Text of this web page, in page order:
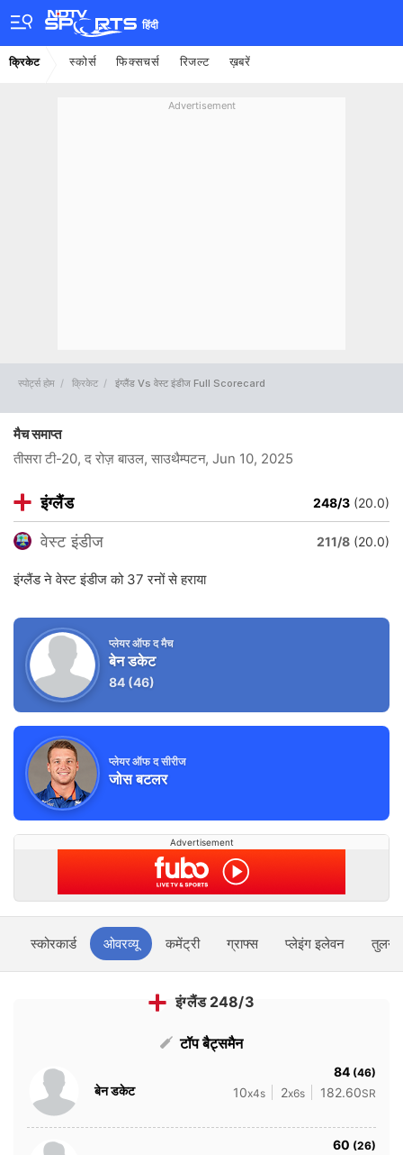
हिंदी
क्रिकेट स्कोर्स फिक्सचर्स रिजल्ट ख़बरें
Advertisement
स्पोर्ट्स होम क्रिकेट इंग्लैंड Vs वेस्ट इंडीज Full Scorecard
मैच समाप्त
तीसरा टी-20, द रोज़ बाउल, साउथैम्पटन, Jun 10, 2025
इंग्लैंड 248/3 (20.0)
वेस्ट इंडीज 211/8 (20.0)
इंग्लैंड ने वेस्ट इंडीज को 37 रनों से हराया
प्लेयर ऑफ द मैच
बेन डकेट
84 (46)
प्लेयर ऑफ द सीरीज
जोस बटलर
Advertisement
स्कोरकार्ड ओवरव्यू कमेंट्री ग्राफ्स प्लेइंग इलेवन तुलना
इंग्लैंड 248/3
टॉप बैट्समैन
बेन डकेट
84 (46)
10x4s 2x6s 182.60SR
60 (26)